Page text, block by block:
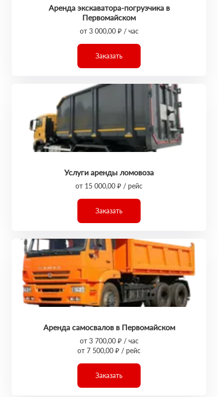
Аренда экскаватора-погрузчика в
Первомайском
от 3 000,00 ₽ / час
Заказать
Услуги аренды ломовоза
от 15 000,00 ₽ / рейс
Заказать
Аренда самосвалов в Первомайском
от 3 700,00 ₽ / час
от 7 500,00 ₽ / рейс
Заказать